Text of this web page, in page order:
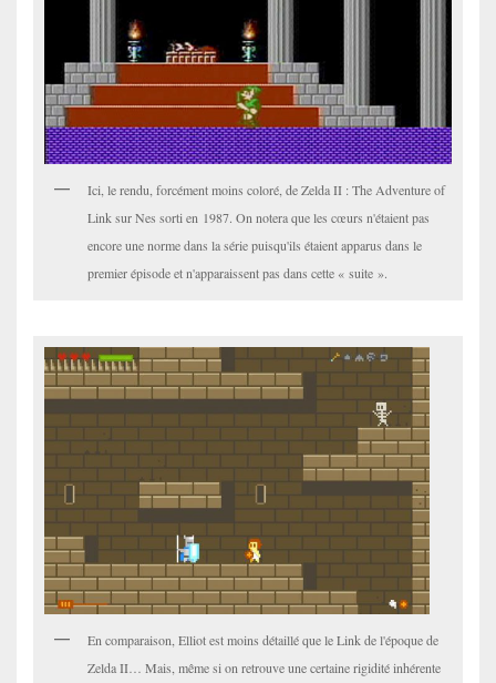
Ici, le rendu, forcément moins coloré, de Zelda II : The Adventure of
Link sur Nes sorti en 1987. On notera que les cœurs n'étaient pas
encore une norme dans la série puisqu'ils étaient apparus dans le
premier épisode et n'apparaissent pas dans cette « suite ».
En comparaison, Elliot est moins détaillé que le Link de l'époque de
Zelda II… Mais, même si on retrouve une certaine rigidité inhérente